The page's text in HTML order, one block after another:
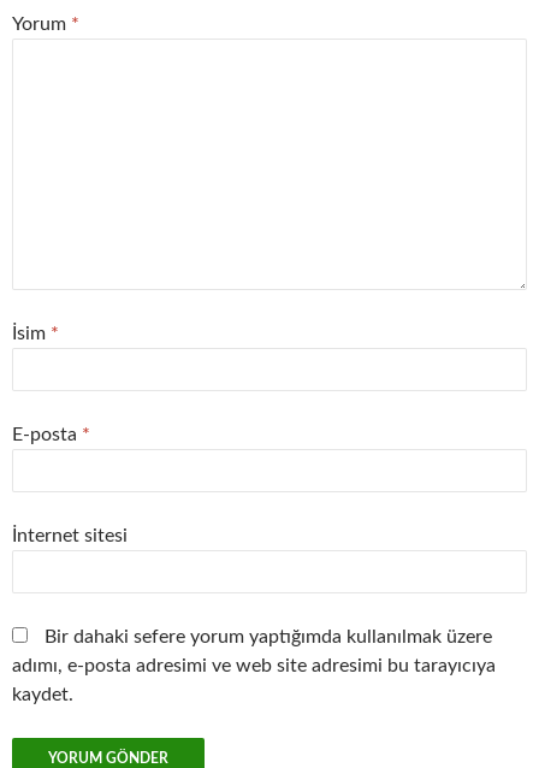
Yorum *
İsim *
E-posta *
İnternet sitesi
Bir dahaki sefere yorum yaptığımda kullanılmak üzere
adımı, e-posta adresimi ve web site adresimi bu tarayıcıya
kaydet.